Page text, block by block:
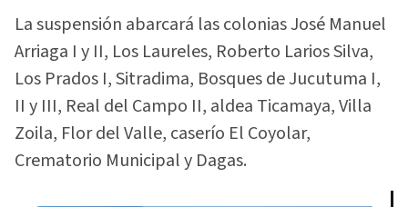
La suspensión abarcará las colonias José Manuel
Arriaga I y II, Los Laureles, Roberto Larios Silva,
Los Prados I, Sitradima, Bosques de Jucutuma I,
II y III, Real del Campo II, aldea Ticamaya, Villa
Zoila, Flor del Valle, caserío El Coyolar,
Crematorio Municipal y Dagas.